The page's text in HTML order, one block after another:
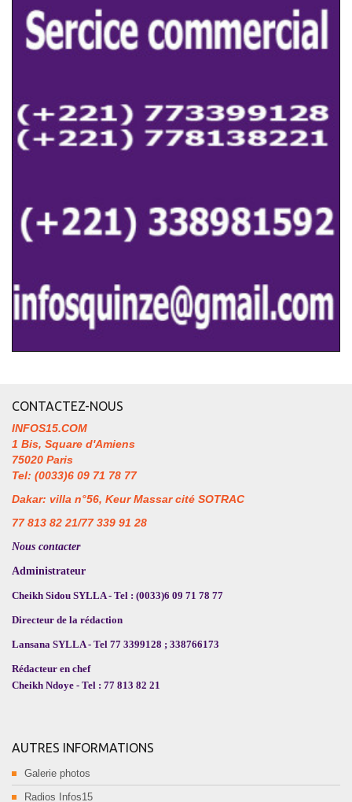
CONTACTEZ-NOUS
INFOS15.COM
1 Bis, Square d'Amiens
75020 Paris
Tel: (0033)6 09 71 78 77
Dakar: villa n°56, Keur Massar cité SOTRAC
77 813 82 21/77 339 91 28
Nous contacter
Administrateur
Cheikh Sidou SYLLA - Tel : (0033)6 09 71 78 77
Directeur de la rédaction
Lansana SYLLA - Tel 77 3399128 ; 338766173
Rédacteur en chef
Cheikh Ndoye - Tel : 77 813 82 21
AUTRES INFORMATIONS
Galerie photos
Radios Infos15